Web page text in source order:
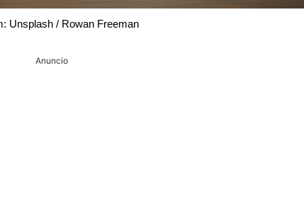
Unsplash / Rowan Freeman
Anuncio